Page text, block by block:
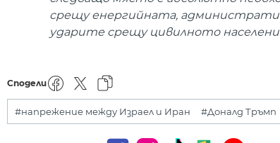
срещу енергийната,
ударите срещу цивилното
Сподели
#напрежение между Израел и Иран #Доналд Тръмп